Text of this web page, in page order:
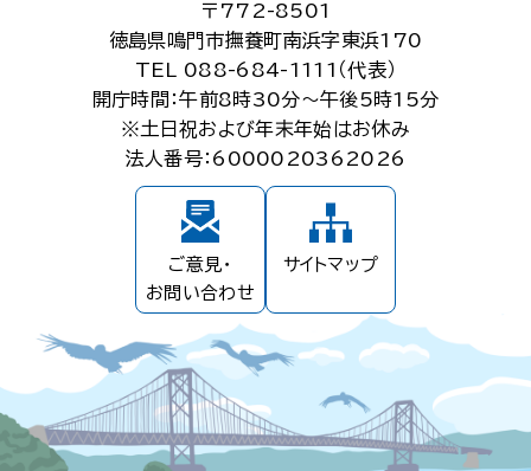
〒772-8501
徳島県鳴門市撫養町南浜字東浜170
TEL 088-684-1111（代表）
開庁時間：午前8時30分～午後5時15分
※土日祝および年末年始はお休み
法人番号：6000020362026
ご意見・
お問い合わせ
サイトマップ